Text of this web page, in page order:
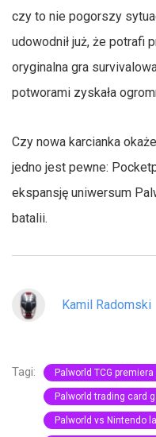
czy to nie pogorszy
udowodnił już, że potrafi
oryginalna gra
potworami zyskała
Czy nowa karcianka
jedno jest pewne:
ekspansję uniwersum
batalii.
Kamil Radomski
Tagi: Palworld TCG premiera
Palworld trading card
Palworld vs Nintendo